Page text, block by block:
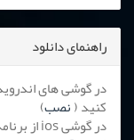
راهنمای دانلود
کنید (نصب)